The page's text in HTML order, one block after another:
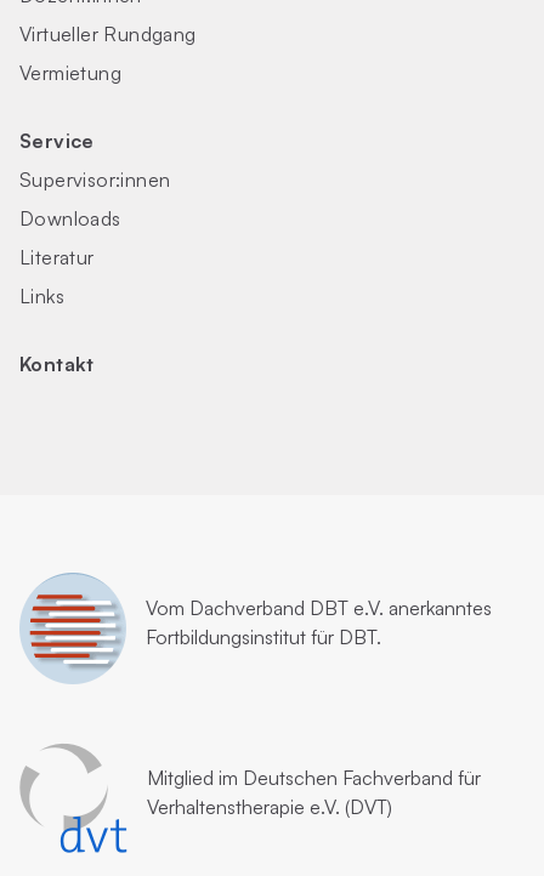
Virtueller Rundgang
Vermietung
Service
Supervisor:innen
Downloads
Literatur
Links
Kontakt
Vom Dachverband DBT e.V. anerkanntes
Fortbildungsinstitut für DBT.
Mitglied im Deutschen Fachverband für
Verhaltenstherapie e.V. (DVT)